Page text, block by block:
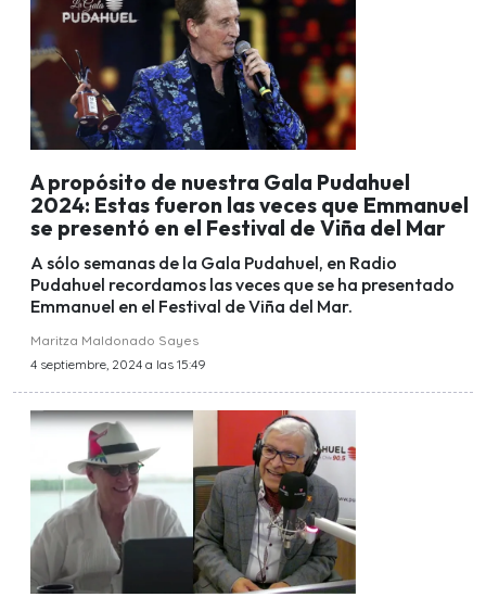
A propósito de nuestra Gala Pudahuel
2024: Estas fueron las veces que Emmanuel
se presentó en el Festival de Viña del Mar
A sólo semanas de la Gala Pudahuel, en Radio
Pudahuel recordamos las veces que se ha presentado
Emmanuel en el Festival de Viña del Mar.
Maritza Maldonado Sayes
4 septiembre, 2024 a las 15:49